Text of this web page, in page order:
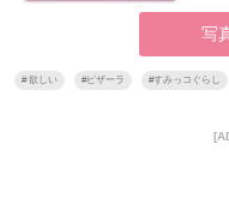
写
#欲しい #ピザーラ #すみっコぐらし